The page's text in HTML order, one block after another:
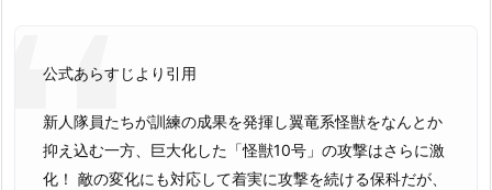
公式あらすじより引用
新人隊員たちが訓練の成果を発揮し翼竜系怪獣をなんとか
抑え込む一方、巨大化した「怪獣10号」の攻撃はさらに激
化！ 敵の変化にも対応して着実に攻撃を続ける保科だが、